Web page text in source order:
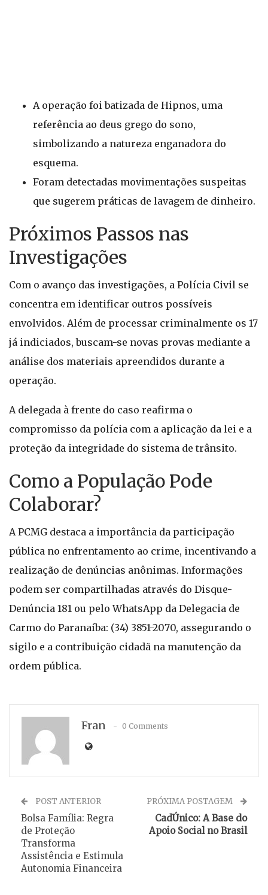
A operação foi batizada de Hipnos, uma
referência ao deus grego do sono,
simbolizando a natureza enganadora do
esquema.
Foram detectadas movimentações suspeitas
que sugerem práticas de lavagem de dinheiro.
Próximos Passos nas
Investigações
Com o avanço das investigações, a Polícia Civil se
concentra em identificar outros possíveis
envolvidos. Além de processar criminalmente os 17
já indiciados, buscam-se novas provas mediante a
análise dos materiais apreendidos durante a
operação.
A delegada à frente do caso reafirma o
compromisso da polícia com a aplicação da lei e a
proteção da integridade do sistema de trânsito.
Como a População Pode
Colaborar?
A PCMG destaca a importância da participação
pública no enfrentamento ao crime, incentivando a
realização de denúncias anônimas. Informações
podem ser compartilhadas através do Disque-
Denúncia 181 ou pelo WhatsApp da Delegacia de
Carmo do Paranaíba: (34) 3851-2070, assegurando o
sigilo e a contribuição cidadã na manutenção da
ordem pública.
Fran 0 Comments
POST ANTERIOR
Bolsa Família: Regra
de Proteção
Transforma
Assistência e Estimula
Autonomia Financeira
PRÓXIMA POSTAGEM
CadÚnico: A Base do
Apoio Social no Brasil